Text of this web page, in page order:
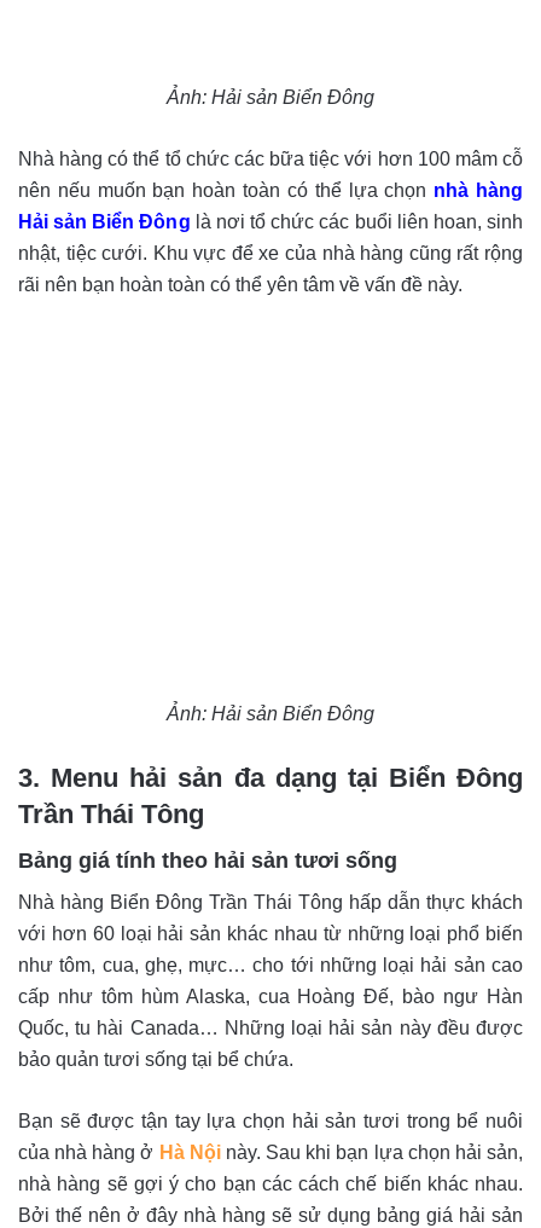
Ảnh: Hải sản Biển Đông
Nhà hàng có thể tổ chức các bữa tiệc với hơn 100 mâm cỗ
nên nếu muốn bạn hoàn toàn có thể lựa chọn nhà hàng
Hải sản Biển Đông là nơi tổ chức các buổi liên hoan, sinh
nhật, tiệc cưới. Khu vực để xe của nhà hàng cũng rất rộng
rãi nên bạn hoàn toàn có thể yên tâm về vấn đề này.
Ảnh: Hải sản Biển Đông
3. Menu hải sản đa dạng tại Biển Đông
Trần Thái Tông
Bảng giá tính theo hải sản tươi sống
Nhà hàng Biển Đông Trần Thái Tông hấp dẫn thực khách
với hơn 60 loại hải sản khác nhau từ những loại phổ biến
như tôm, cua, ghẹ, mực… cho tới những loại hải sản cao
cấp như tôm hùm Alaska, cua Hoàng Đế, bào ngư Hàn
Quốc, tu hài Canada… Những loại hải sản này đều được
bảo quản tươi sống tại bể chứa.
Bạn sẽ được tận tay lựa chọn hải sản tươi trong bể nuôi
của nhà hàng ở Hà Nộinày. Sau khi bạn lựa chọn hải sản,
nhà hàng sẽ gợi ý cho bạn các cách chế biến khác nhau.
Bởi thế nên ở đây nhà hàng sẽ sử dụng bảng giá hải sản